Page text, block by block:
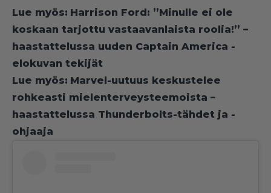
Lue myös: Harrison Ford: ”Minulle ei ole
koskaan tarjottu vastaavanlaista roolia!” –
haastattelussa uuden Captain America -
elokuvan tekijät
Lue myös: Marvel-uutuus keskustelee
rohkeasti mielenterveysteemoista –
haastattelussa Thunderbolts-tähdet ja -
ohjaaja